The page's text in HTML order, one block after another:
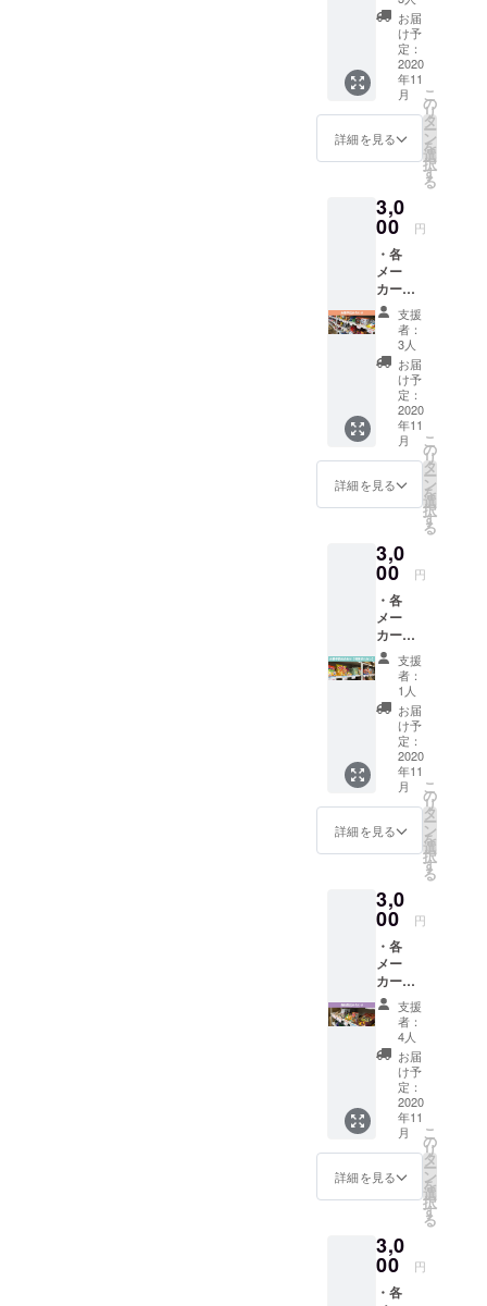
ので、
ご安心
くださ
い。
の食品
全般か
らラン
ダムに
入って
いま
す。 ※
賞味期
れてい
ませ
ん。
方はこ
ちらを
お選び
くださ
い。 ・
お名前
をホー
ムペー
ジに掲
載
イバ
シー保
護の観
点よ
り、
ニック
ネーム
や社
名、掲
載の辞
退も可
能で
す。）
・サン
クス
メール
※備考欄
名前
（ニッ
クネー
ム・社
名）ま
たは掲
載辞退
の旨の
ご記載
をお願
いいた
しま
す。 ※
掲載辞
退の場
合で
も、
入れさ
せてい
たいの
で、フ
ルネー
ム
（ニッ
クネー
ム可）
のご記
載をお
願いい
たしま
す。
お届
け予
定：
2020
年11
月
詳細を見る
こ
の
リ
タ
ー
ン
を
選
択
す
る
3,0
00 円
・各
メー
カーの
お菓子
詰め合
わせ
（メー
カー希
望小売
価格の
合計＋
送料で
3,500円
相当）
・お名
前を
ページ
に掲載
（プ
ライバ
シー保
護の観
点よ
り、
ニック
ネーム
や社
名、掲
載の辞
退も可
能で
す。）
・サン
限切れ
の商品
が含ま
れてい
ます
が、ま
だ美味
しく食
べられ
る事を
確認済
みです
ので、
ご安心
くださ
い。 ※
備考欄
名前
（ニッ
ム・社
支援
者：
3人
お届
け予
定：
2020
年11
月
詳細を見る
こ
の
リ
タ
ー
ン
を
選
択
す
る
3,0
00 円
・各
メー
カーの
お菓子
詰め合
わせ
（メー
カー希
望小売
価格の
合計＋
送料で
3,000円
相当）
・お名
前を
ページ
に掲載
（プ
ライバ
シー保
護の観
点よ
り、
ニック
ネーム
や社
名、掲
載の辞
退も可
能で
す。）
・サン
限切れ
の商品
は含ま
れてい
支援
者：
1人
お届
け予
定：
2020
年11
月
詳細を見る
こ
の
リ
タ
ー
ン
を
選
択
す
る
3,0
00 円
・各
メー
カーの
食料品
詰め合
わせ
（メー
カー希
望小売
価格の
合計＋
送料で
3,500円
相当）
・お名
前を
ページ
に掲載
（プ
ライバ
支援
者：
4人
お届
け予
定：
2020
年11
月
詳細を見る
こ
の
リ
タ
ー
ン
を
選
択
す
る
3,0
00 円
・各